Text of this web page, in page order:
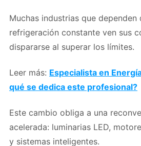
Muchas industrias que dependen
refrigeración constante ven sus
dispararse al superar los límites.
Leer más: Especialista en
qué se dedica este profesional?
Este cambio obliga a una
acelerada: luminarias LED,
y sistemas inteligentes.